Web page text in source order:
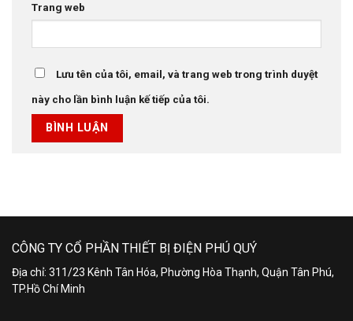
Trang web
Lưu tên của tôi, email, và trang web trong trình duyệt
này cho lần bình luận kế tiếp của tôi.
CÔNG TY CỔ PHẦN THIẾT BỊ ĐIỆN PHÚ QUÝ
Địa chỉ: 311/23 Kênh Tân Hóa, Phường Hòa Thạnh, Quận Tân Phú,
TP.Hồ Chí Minh